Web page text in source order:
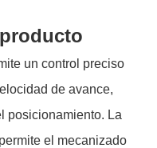
un control preciso
de avance,
posicionamiento. La
el mecanizado